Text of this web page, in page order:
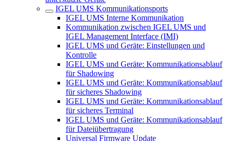
IGEL UMS Kommunikationsports
IGEL UMS Interne Kommunikation
Kommunikation zwischen IGEL UMS und
IGEL Management Interface (IMI)
IGEL UMS und Geräte: Einstellungen und
Kontrolle
IGEL UMS und Geräte: Kommunikationsablauf
für Shadowing
IGEL UMS und Geräte: Kommunikationsablauf
für sicheres Shadowing
IGEL UMS und Geräte: Kommunikationsablauf
für sicheres Terminal
IGEL UMS und Geräte: Kommunikationsablauf
für Dateiübertragung
Universal Firmware Update